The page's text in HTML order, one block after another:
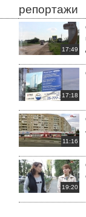
репортажи
17:49
17:18
11:16
19:20